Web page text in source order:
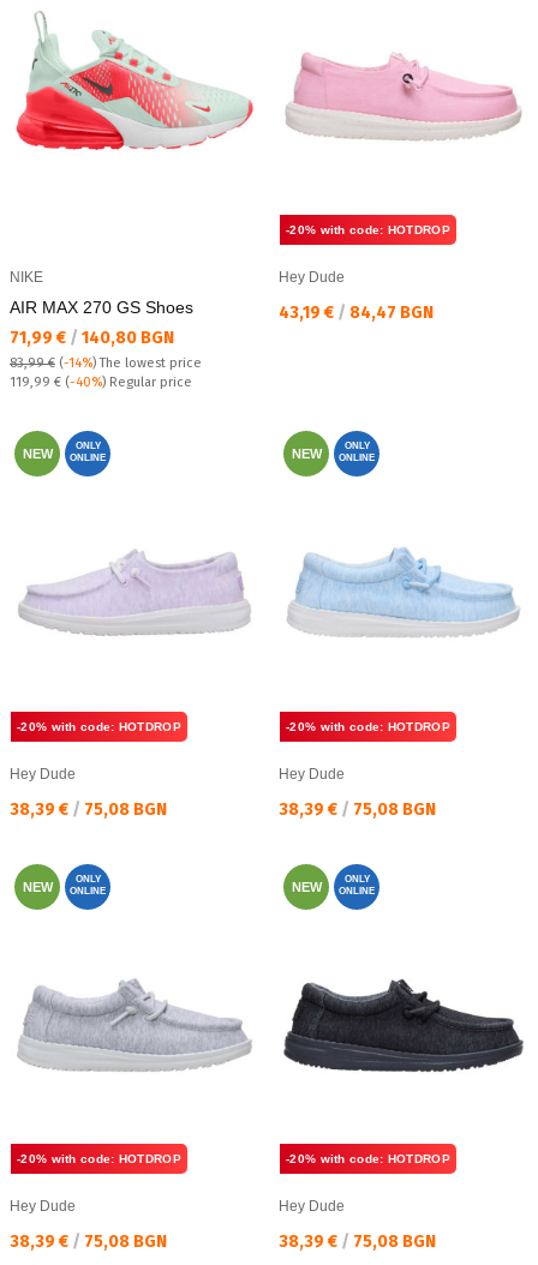
NIKE
AIR MAX 270 GS Shoes
Текуща цена:
71,99 € / 140,80 BGN
83,99 € (-14%)The lowest price
Regular price:
119,99 € (-40%) Regular price
-20% with code: HOTDROP
Hey Dude
Текуща цена:
43,19 € / 84,47 BGN
NEW
ONLY
ONLINE
-20% with code: HOTDROP
Hey Dude
Текуща цена:
38,39 € / 75,08 BGN
NEW
ONLY
ONLINE
-20% with code: HOTDROP
Hey Dude
Текуща цена:
38,39 € / 75,08 BGN
NEW
ONLY
ONLINE
-20% with code: HOTDROP
Hey Dude
Текуща цена:
38,39 € / 75,08 BGN
NEW
ONLY
ONLINE
-20% with code: HOTDROP
Hey Dude
Текуща цена:
38,39 € / 75,08 BGN